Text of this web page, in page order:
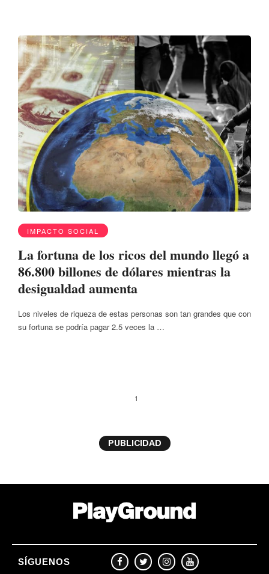
IMPACTO SOCIAL
La fortuna de los ricos del mundo llegó a
86.800 billones de dólares mientras la
desigualdad aumenta
Los niveles de riqueza de estas personas son tan grandes que con
su fortuna se podría pagar 2.5 veces la …
1
PUBLICIDAD
SÍGUENOS